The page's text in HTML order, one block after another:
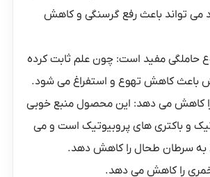
می تواند باعث رفع گرسنگی و کاهش
حاملگی مفید است: چون علم ثابت کرده
باعث کاهش تهوع و استفراغ می شود.
کاهش می دهد: این محصول منبع خوبی
و باکتری های پروبیوتیک است و می
به سرطان طحال را کاهش دهد.
را کاهش می دهد.